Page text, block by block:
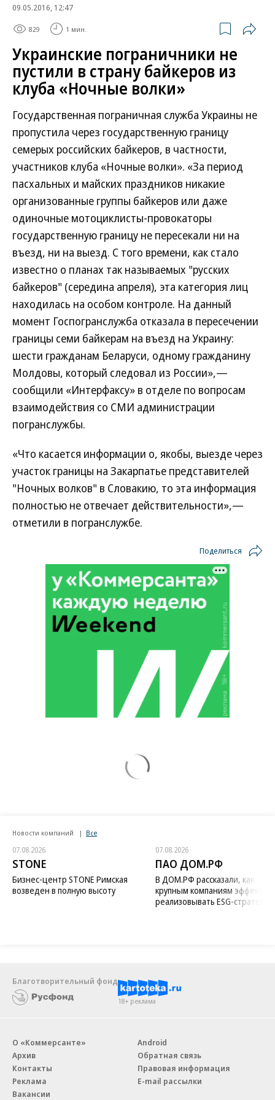
09.05.2016, 12:47
829 1 мин.
Украинские пограничники не
пустили в страну байкеров из
клуба «Ночные волки»
Государственная пограничная служба Украины не
пропустила через государственную границу
семерых российских байкеров, в частности,
участников клуба «Ночные волки». «За период
пасхальных и майских праздников никакие
организованные группы байкеров или даже
одиночные мотоциклисты-провокаторы
государственную границу не пересекали ни на
въезд, ни на выезд. С того времени, как стало
известно о планах так называемых "русских
байкеров" (середина апреля), эта категория лиц
находилась на особом контроле. На данный
момент Госпогранслужба отказала в пересечении
границы семи байкерам на въезд на Украину:
шести гражданам Беларуси, одному гражданину
Молдовы, который следовал из России»,—
сообщили «Интерфаксу» в отделе по вопросам
взаимодействия со СМИ администрации
погранслужбы.
«Что касается информации о, якобы, выезде через
участок границы на Закарпатье представителей
"Ночных волков" в Словакию, то эта информация
полностью не отвечает действительности»,—
отметили в погранслужбе.
Поделиться
Новости компаний Все
07.08.2026
STONE
Бизнес-центр STONE Римская
возведен в полную высоту
07.08.2026
ПАО ДОМ.РФ
В ДОМ.РФ рассказали, как
крупным компаниям
реализовывать ESG-стратегию
Благотворительный фонд
18+ реклама
О «Коммерсанте»
Архив
Контакты
Реклама
Вакансии
Android
Обратная связь
Правовая информация
E-mail рассылки